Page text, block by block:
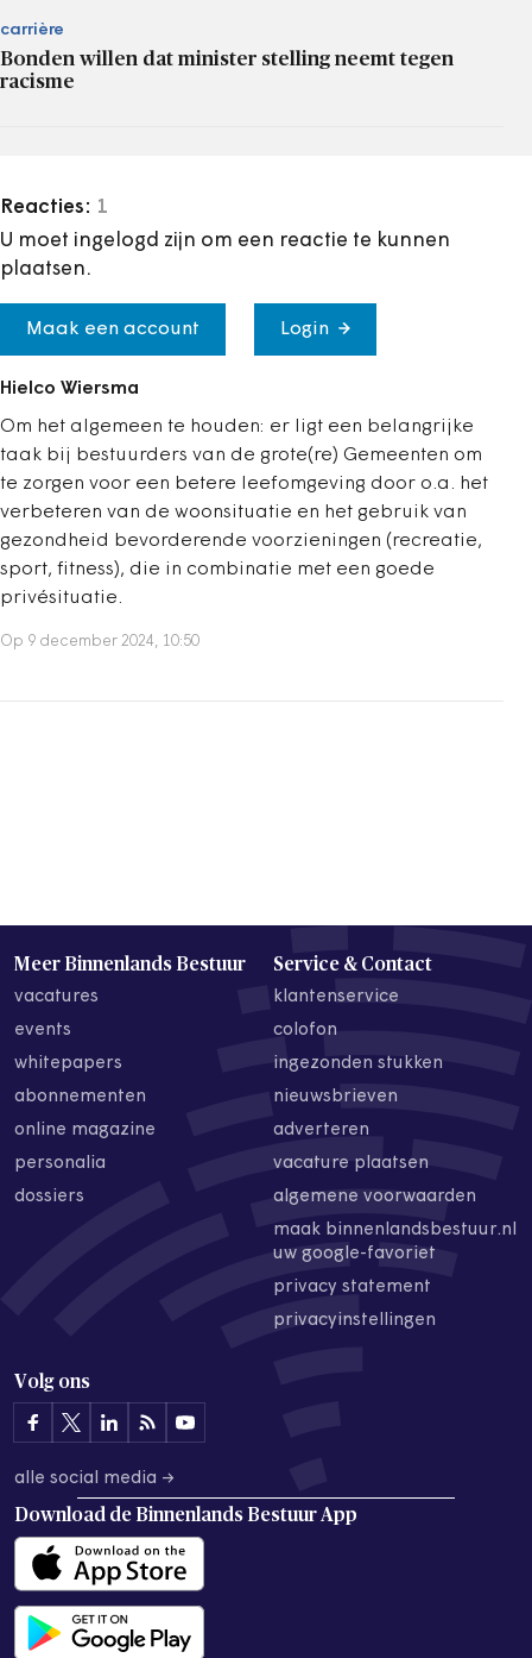
carrière
Bonden willen dat minister stelling neemt tegen
racisme
Reacties: 1
U moet ingelogd zijn om een reactie te kunnen
plaatsen.
Maak een account Login
Hielco Wiersma
Om het algemeen te houden: er ligt een belangrijke
taak bij bestuurders van de grote(re) Gemeenten om
te zorgen voor een betere leefomgeving door o.a. het
verbeteren van de woonsituatie en het gebruik van
gezondheid bevorderende voorzieningen (recreatie,
sport, fitness), die in combinatie met een goede
privésituatie.
Op 9 december 2024, 10:50
Meer Binnenlands Bestuur
vacatures
events
whitepapers
abonnementen
online magazine
personalia
dossiers
Service & Contact
klantenservice
colofon
ingezonden stukken
nieuwsbrieven
adverteren
vacature plaatsen
algemene voorwaarden
maak binnenlandsbestuur.nl
uw google-favoriet
privacy statement
privacyinstellingen
Volg ons
alle social media →
Download de Binnenlands Bestuur App